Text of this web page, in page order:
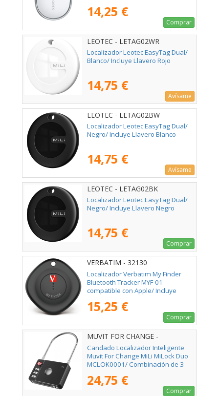
14,25 €
Comprar
LEOTEC - LETAG02WR
Localizador Leotec EasyTag Dual/
Blanco/ Incluye Llavero Rojo
14,75 €
Avísame
LEOTEC - LETAG02BW
Localizador Leotec EasyTag Dual/
Negro/ Incluye Llavero Blanco
14,75 €
Avísame
LEOTEC - LETAG02BK
Localizador Leotec EasyTag Dual/
Negro/ Incluye Llavero Negro
14,75 €
Comprar
VERBATIM - 32130
Localizador Verbatim My Finder
Bluetooth Tracker MYF-01
compatible con Apple/ Incluye
15,25 €
Comprar
MUVIT FOR CHANGE -
MCLOK0001
Candado Localizador Inteligente
Muvit For Change MiLi MiLock Duo
MCLOK0001/ Combinación de 3
24,75 €
Comprar